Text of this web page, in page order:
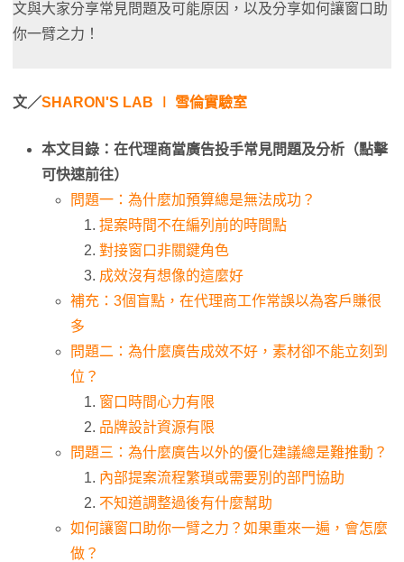
文與大家分享常見問題及可能原因，以及分享如何讓窗口助
你一臂之力！
文／SHARON'S LAB ∣ 雪倫實驗室
本文目錄：在代理商當廣告投手常見問題及分析（點擊
可快速前往）
問題一：為什麼加預算總是無法成功？
提案時間不在編列前的時間點
對接窗口非關鍵角色
成效沒有想像的這麼好
補充：3個盲點，在代理商工作常誤以為客戶賺很
多
問題二：為什麼廣告成效不好，素材卻不能立刻到
位？
窗口時間心力有限
品牌設計資源有限
問題三：為什麼廣告以外的優化建議總是難推動？
內部提案流程繁瑣或需要別的部門協助
不知道調整過後有什麼幫助
如何讓窗口助你一臂之力？如果重來一遍，會怎麼
做？